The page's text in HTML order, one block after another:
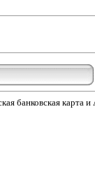
банковская карта